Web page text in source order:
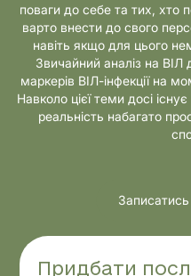
поваги до себе та тих, хто
варто внести до свого
навіть якщо для цього
Звичайний аналіз на ВІЛ
маркерів ВІЛ-інфекції на
Навколо цієї теми досі
реальність набагато
Придбати